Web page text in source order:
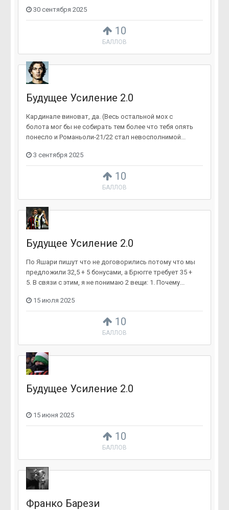
10
БАЛЛОВ
30 сентября 2025
10
БАЛЛОВ
Будущее Усиление 2.0
Кардинале виноват, да. (Весь остальной мох с
болота мог бы не собирать тем более что тебя опять
понесло и Романьоли-21/22 стал невосполнимой...
3 сентября 2025
10
БАЛЛОВ
Будущее Усиление 2.0
По Яшари пишут что не договорились потому что мы
предложили 32,5 + 5 бонусами, а Брюгге требует 35 +
5. В связи с этим, я не понимаю 2 вещи: 1. Почему...
15 июля 2025
10
БАЛЛОВ
Будущее Усиление 2.0
15 июня 2025
Франко Барези